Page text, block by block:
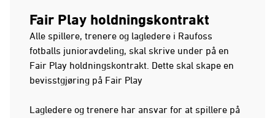
Fair Play holdningskontrakt
Alle spillere, trenere og lagledere i Raufoss
fotballs junioravdeling, skal skrive under på en
Fair Play holdningskontrakt. Dette skal skape en
bevisstgjøring på Fair Play
Lagledere og trenere har ansvar for at spillere på